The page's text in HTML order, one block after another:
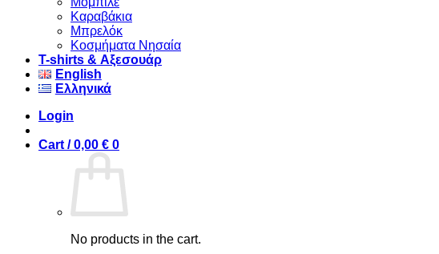
Καραβάκια
Μπρελόκ
Κοσμήματα Νησαία
Τ-shirts & Αξεσουάρ
English
Ελληνικά
Login
Cart /0,00 € 0
No products in the cart.